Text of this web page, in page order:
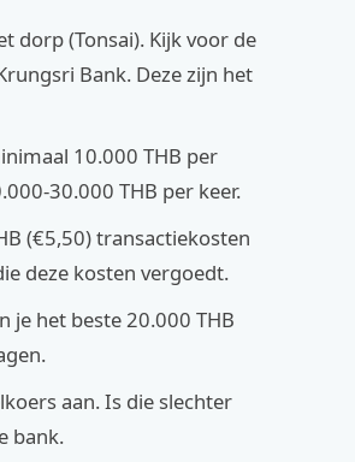
dorp (Tonsai). Kijk voor de
Bank. Deze zijn het
10.000 THB per
30.000 THB per keer.
(€5,50) transactiekosten
deze kosten vergoedt.
je het beste 20.000 THB
aan. Is die slechter
bank.